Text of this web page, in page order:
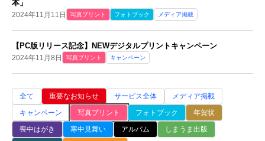
本」
2024年11月11日 写真プリント フォトブック メディア掲載
【PC版リリース記念】NEWデジタルプリントキャンペーン
2024年11月8日 写真プリント キャンペーン
全て 重要なお知らせ サービス全体
メディア掲載
キャンペーン
写真プリント フォトブック
年賀状
喪中はがき
寒中見舞い アルバム
しまうま出版